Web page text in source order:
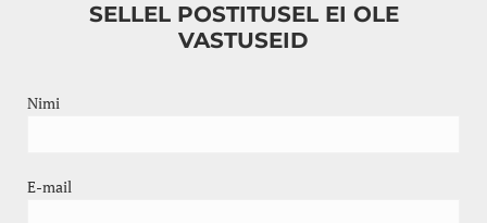
SELLEL POSTITUSEL EI OLE
VASTUSEID
Nimi
E-mail